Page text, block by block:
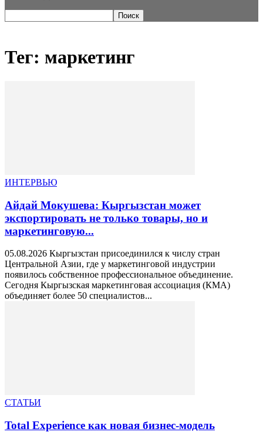
Тег: маркетинг
ИНТЕРВЬЮ
Айдай Мокушева: Кыргызстан может
экспортировать не только товары, но и
маркетинговую...
05.08.2026 Кыргызстан присоединился к числу стран
Центральной Азии, где у маркетинговой индустрии
появилось собственное профессиональное объединение.
Сегодня Кыргызская маркетинговая ассоциация (КМА)
объединяет более 50 специалистов...
СТАТЬИ
Total Experience как новая бизнес-модель